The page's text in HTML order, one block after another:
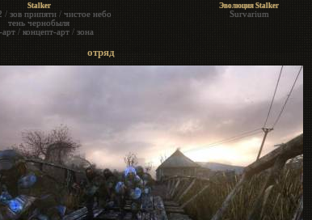
Stalker
/ зов припяти / чистое небо
тень чернобыля
/ концепт-арт/ зона
Эволюция Stalker
Survarium
отряд